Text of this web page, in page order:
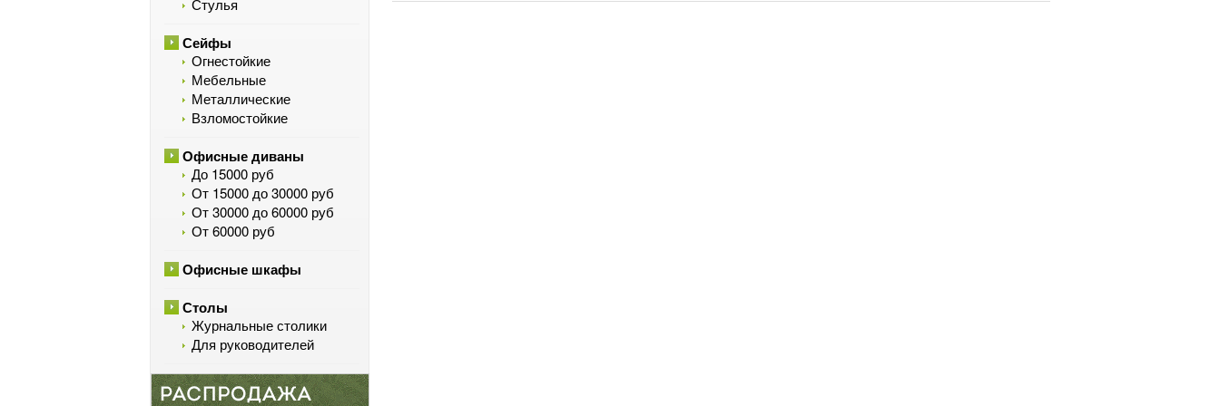
Стулья
Сейфы
Огнестойкие
Мебельные
Металлические
Взломостойкие
Офисные диваны
До 15000 руб
От 15000 до 30000 руб
От 30000 до 60000 руб
От 60000 руб
Офисные шкафы
Столы
Журнальные столики
Для руководителей